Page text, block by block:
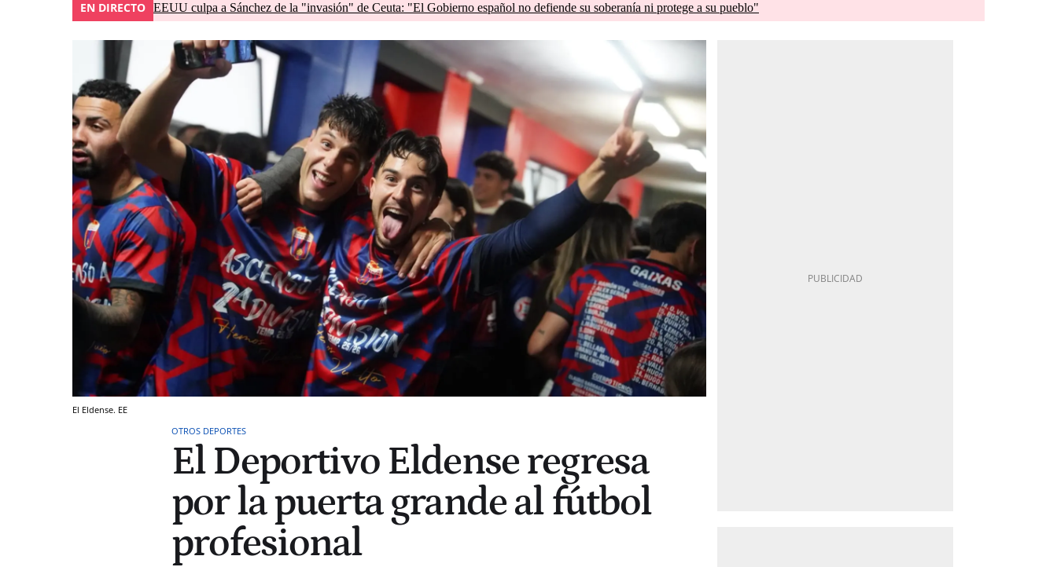
EN DIRECTO EEUU culpa a Sánchez de la "invasión" de Ceuta: "El Gobierno español no defiende su soberanía ni protege a su pueblo"
El Eldense. EE
OTROS DEPORTES
El Deportivo Eldense regresa
por la puerta grande al fútbol
profesional